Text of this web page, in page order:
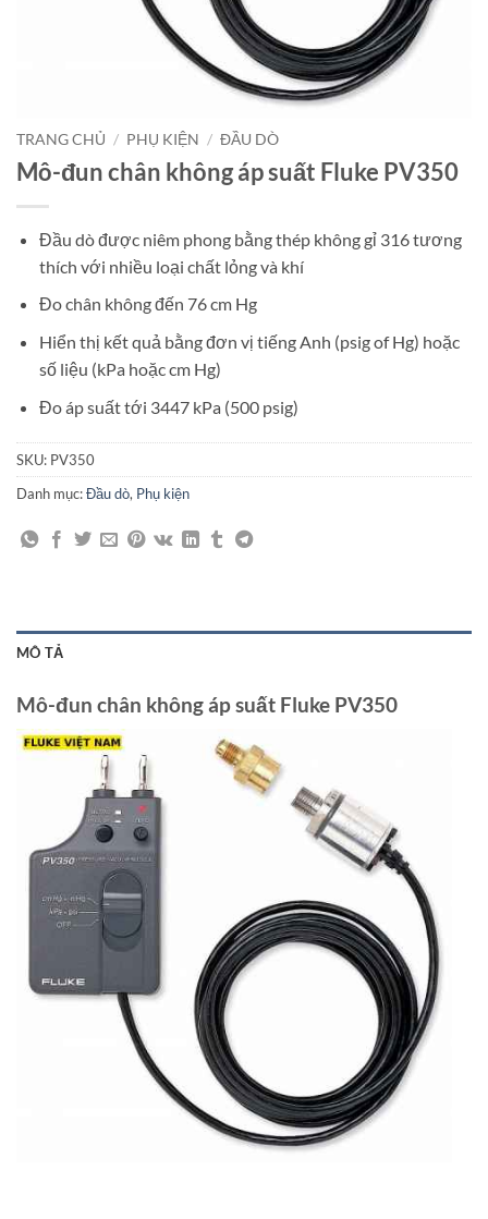
TRANG CHỦ / PHỤ KIỆN / ĐẦU DÒ
Mô-đun chân không áp suất Fluke PV350
Đầu dò được niêm phong bằng thép không gỉ 316 tương
thích với nhiều loại chất lỏng và khí
Đo chân không đến 76 cm Hg
Hiển thị kết quả bằng đơn vị tiếng Anh (psig of Hg) hoặc
số liệu (kPa hoặc cm Hg)
Đo áp suất tới 3447 kPa (500 psig)
SKU: PV350
Danh mục:Đầu dò, Phụ kiện
MÔ TẢ
Mô-đun chân không áp suất Fluke PV350